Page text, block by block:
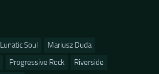
Lunatic Soul
Mariusz Duda
Progressive Rock
Riverside